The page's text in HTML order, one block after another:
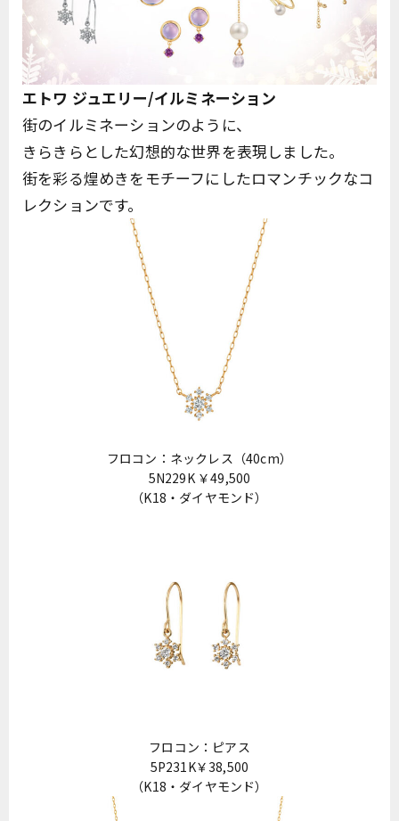
エトワ ジュエリー/イルミネーション
街のイルミネーションのように、
きらきらとした幻想的な世界を表現しました。
街を彩る煌めきをモチーフにしたロマンチックなコ
レクションです。
フロコン：ネックレス（40cm）
5N229K ￥49,500
（K18・ダイヤモンド）
フロコン：ピアス
5P231K￥38,500
（K18・ダイヤモンド）